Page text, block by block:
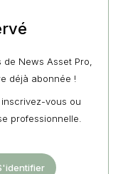
News Asset Pro,
déjà abonnée !
vous ou
professionnelle.